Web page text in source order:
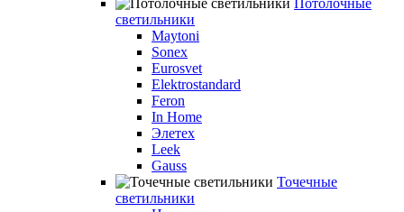
Потолочные
светильники
Maytoni
Sonex
Eurosvet
Elektrostandard
Feron
In Home
Элетех
Leek
Gauss
Точечные
светильники